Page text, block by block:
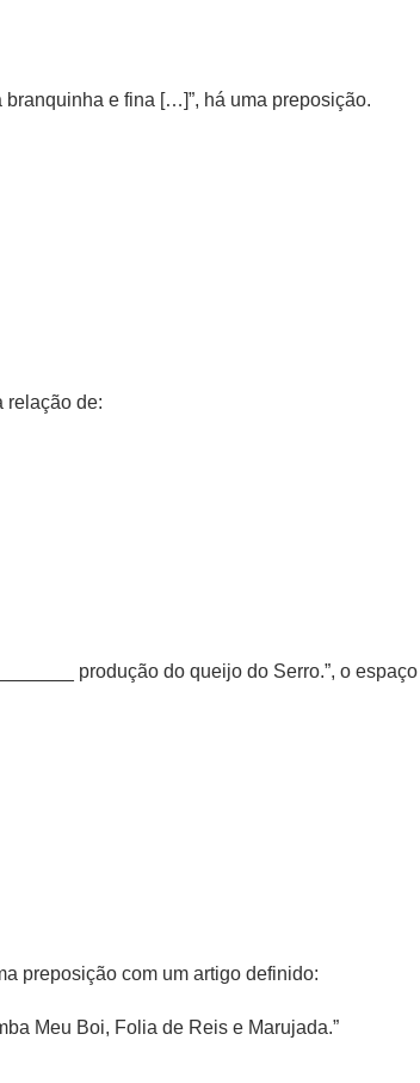
e fina […]”, há uma preposição.
relação de:
produção do queijo do Serro.”, o espaço
preposição com um artigo definido:
Meu Boi, Folia de Reis e Marujada.”